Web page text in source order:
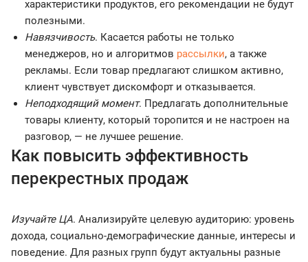
характеристики продуктов, его рекомендации не будут
полезными.
Навязчивость. Касается работы не только
менеджеров, но и алгоритмов рассылки, а также
рекламы. Если товар предлагают слишком активно,
клиент чувствует дискомфорт и отказывается.
Неподходящий момент. Предлагать дополнительные
товары клиенту, который торопится и не настроен на
разговор, — не лучшее решение.
Как повысить эффективность
перекрестных продаж
Изучайте ЦА. Анализируйте целевую аудиторию: уровень
дохода, социально-демографические данные, интересы и
поведение. Для разных групп будут актуальны разные